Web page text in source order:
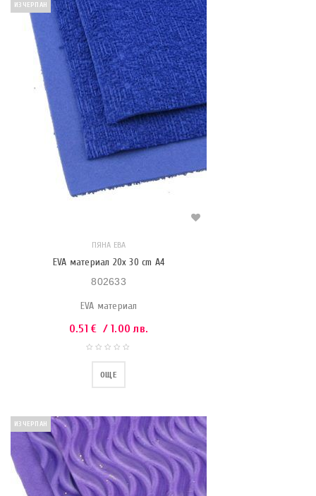
ИЗЧЕРПАН
ПЯНА ЕВА
EVA материал 20x 30 cm A4
802633
EVA материал
0.51€ / 1.00 лв.
ОЩЕ
ИЗЧЕРПАН